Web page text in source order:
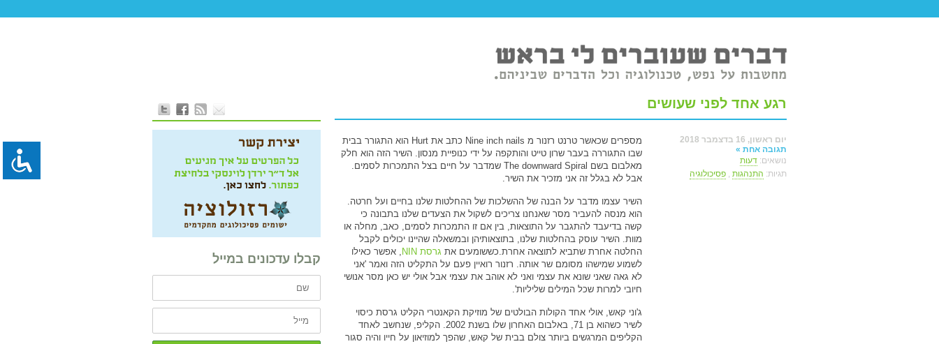
רגע אחד לפני שעושים
יום ראשון, 16 בדצמבר 2018
תגובה אחת »
נושאים: דעות
תגיות: התנהגות , פסיכולוגיה
מספרים שכאשר טרנט רזנור מ Nine inch nails כתב את Hurt הוא התגורר בבית
שבו התגוררה בעבר שרון טייט והותקפה על ידי כנופיית מנסון. השיר הזה הוא חלק
מאלבום בשם The downward Spiral שמדבר על חיים בצל התמכרות לסמים.
אבל לא בגלל זה אני מזכיר את השיר.
השיר עצמו מדבר על הבנה של ההשלכות של ההחלטות שלנו בחיים ועל חרטה.
הוא מנסה להעביר מסר שאנחנו צריכים לשקול את הצעדים שלנו בתבונה כי
קשה בדיעבד להתגבר על התוצאות, בין אם זו התמכרות לסמים, כאב, מחלה או
מוות. השיר עוסק בהחלטות שלנו, בתוצאותיהן ובמשאלה שהיינו יכולים לקבל
החלטה אחרת שתביא לתוצאה אחרת.כששומעים את גרסת NIN
, אפשר כאילו
לשמוע שמישהו מסומם שר אותה. רזנור רואיין פעם על התקליט הזה ואמר 'אני
לא גאה שאני שונא את עצמי ואני לא אוהב את עצמי אבל אולי יש כאן מסר אנושי
חיובי למרות שכל המילים שליליות'.
ג'וני קאש, אולי אחד הקולות הבולטים של מוזיקת הקאנטרי הקליט גרסת כיסוי
לשיר כשהוא בן 71, באלבום האחרון שלו בשנת 2002. הקליפ, שנחשב לאחד
הקליפים המרגשים ביותר צולם בבית של קאש, שהפך למוזיאון על חייו והיה סגור
קבלו עדכונים במייל